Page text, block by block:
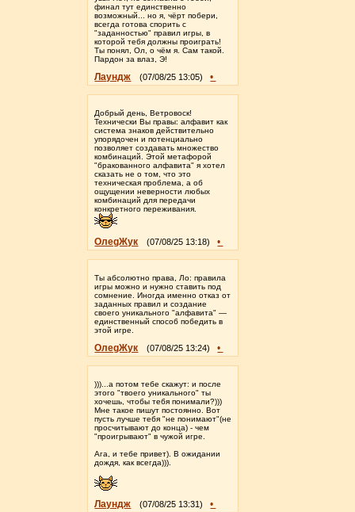
финал тут единственно
возможный... но я, чёрт побери,
всегда готова спорить с
"заданностью" правил игры, в
которой тебя должны проиграть!
Ты понял, Ол, о чём я. Сам такой.
Пардон за влаз, Э!
Лаундж (07/08/25 13:05) •
Добрый день, Ветровоск!
Технически Вы правы: алфавит как
система знаков действительно
упорядочен и потенциально
позволяет создавать множество
комбинаций. Этой метафорой
"бракованного алфавита" я хотел
сказать не о том, что это
техническая проблема, а об
ощущении неверности любых
комбинаций для передачи
конкретного переживания.
ОлеgЖук (07/08/25 13:18) •
Ты абсолютно права, Ло: правила
игры можно и нужно ставить под
сомнение. Иногда именно отказ от
заданных правил и создание
своего уникального "алфавита" —
единственный способ победить в
этой игре.
ОлеgЖук (07/08/25 13:24) •
)))...а потом тебе скажут: и после
этого "твоего уникального" ты
хочешь, чтобы тебя понимали?)))
Мне такое пишут постоянно. Вот
пусть лучше тебя "не понимают"(не
просчитывают до конца) - чем
"проигрывают" в чужой игре.
Ага, и тебе привет). В ожидании
дождя, как всегда))).
Лаундж (07/08/25 13:31) •